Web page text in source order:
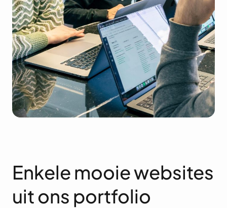
Enkele mooie websites
uit ons portfolio